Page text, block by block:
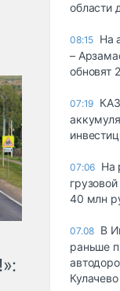
области
08:15 На
–
обновят
07:19
07:06 На
40 млн
07.08 В
раньше
Кулачево